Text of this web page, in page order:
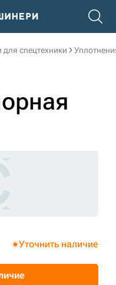
спецтехники
Уточнить наличие